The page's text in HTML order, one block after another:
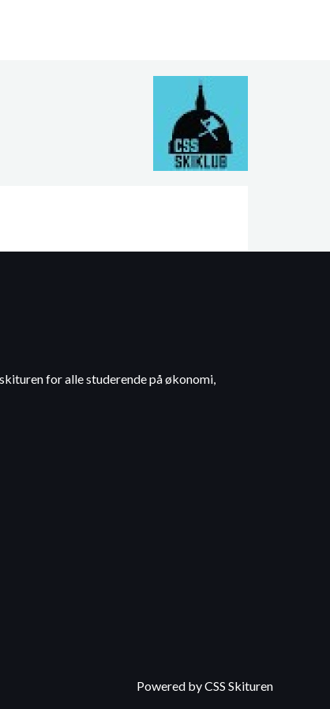
for alle studerende på økonomi,
Powered by CSS Skituren